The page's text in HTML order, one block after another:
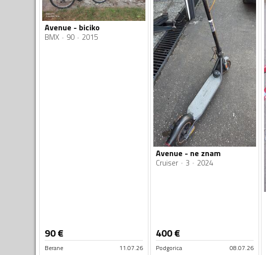
Avenue - biciko
BMX 90 2015
90€
Berane 11.07.26
Avenue - ne znam
Cruiser 3 2024
400€
Podgorica 08.07.26